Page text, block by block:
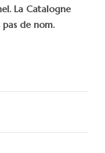
La Catalogne
de nom.